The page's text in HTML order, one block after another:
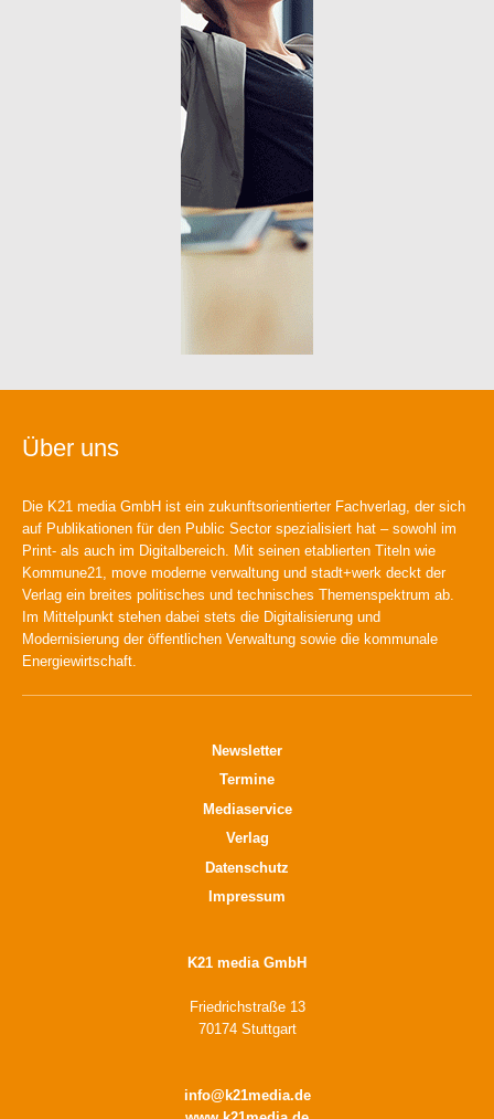
Über uns
Die K21 media GmbH ist ein zukunftsorientierter Fachverlag, der sich
auf Publikationen für den Public Sector spezialisiert hat – sowohl im
Print- als auch im Digitalbereich. Mit seinen etablierten Titeln wie
Kommune21, move moderne verwaltung und stadt+werk deckt der
Verlag ein breites politisches und technisches Themenspektrum ab.
Im Mittelpunkt stehen dabei stets die Digitalisierung und
Modernisierung der öffentlichen Verwaltung sowie die kommunale
Energiewirtschaft.
Newsletter
Termine
Mediaservice
Verlag
Datenschutz
Impressum
K21 media GmbH
Friedrichstraße 13
70174 Stuttgart
info@k21media.de